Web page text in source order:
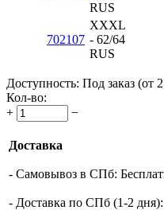
RUS
702107
XXXL
- 62/64
RUS
Доступность: Под заказ (от
Кол-во:
+
−
Доставка
- Самовывоз в СПб:
- Доставка по СПб (1-2